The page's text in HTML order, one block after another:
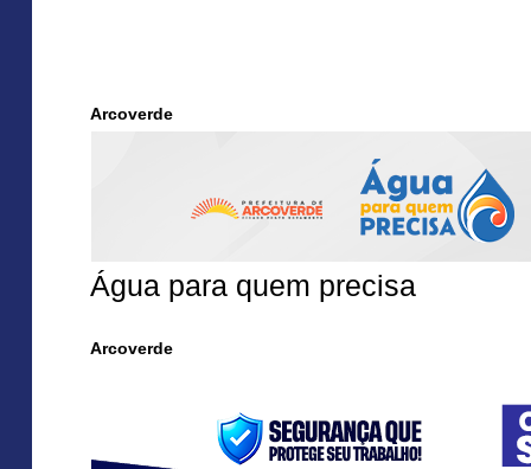
Arcoverde
Água para quem precisa
Arcoverde